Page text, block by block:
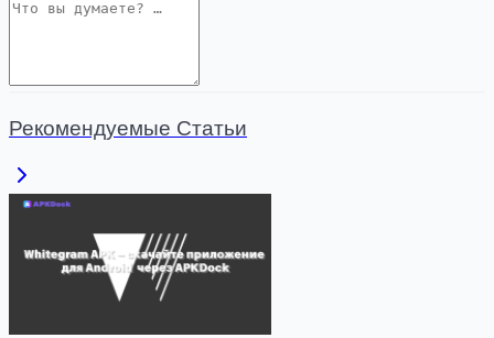
Рекомендуемые Статьи